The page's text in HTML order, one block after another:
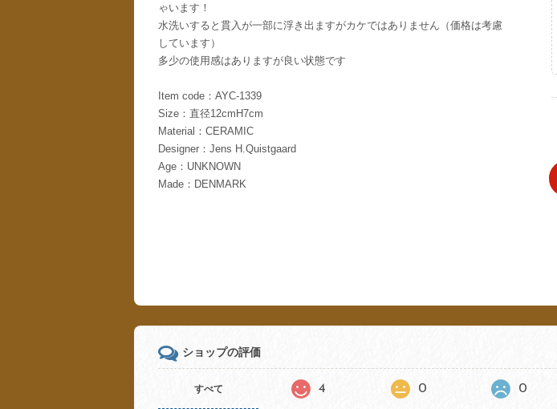
ゃいます！
水洗いすると貫入が一部に浮き出ますがカケではありません（価格は考慮
しています）
多少の使用感はありますが良い状態です
Item code：AYC-1339
Size：直径12cmH7cm
Material：CERAMIC
Designer：Jens H.Quistgaard
Age：UNKNOWN
Made：DENMARK
ショップの評価
すべて 4 0 0